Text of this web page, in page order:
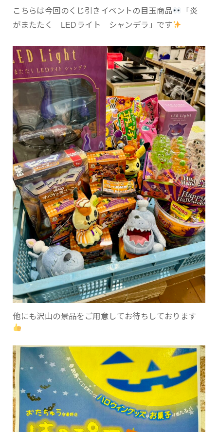
こちらは今回のくじ引きイベントの目玉商品
「炎
がまたたく LEDライト シャンデラ」です
他にも沢山の景品をご用意してお待ちしております